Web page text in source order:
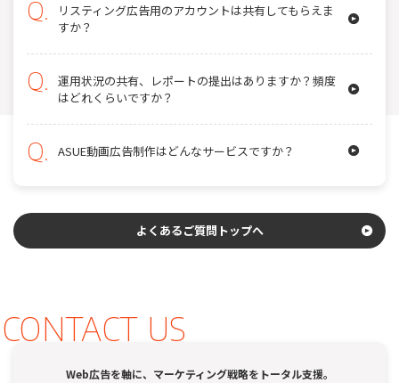
リスティング広告用のアカウントは共有してもらえま
すか？
運用状況の共有、レポートの提出はありますか？頻度
はどれくらいですか？
ASUE動画広告制作はどんなサービスですか？
よくあるご質問トップへ
CONTACT US
Web広告を軸に、マーケティング戦略をトータル支援。